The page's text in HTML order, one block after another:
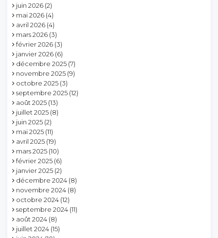
juin 2026 (2)
mai 2026 (4)
avril 2026 (4)
mars 2026 (3)
février 2026 (3)
janvier 2026 (6)
décembre 2025 (7)
novembre 2025 (9)
octobre 2025 (3)
septembre 2025 (12)
août 2025 (13)
juillet 2025 (8)
juin 2025 (2)
mai 2025 (11)
avril 2025 (19)
mars 2025 (10)
février 2025 (6)
janvier 2025 (2)
décembre 2024 (8)
novembre 2024 (8)
octobre 2024 (12)
septembre 2024 (11)
août 2024 (8)
juillet 2024 (15)